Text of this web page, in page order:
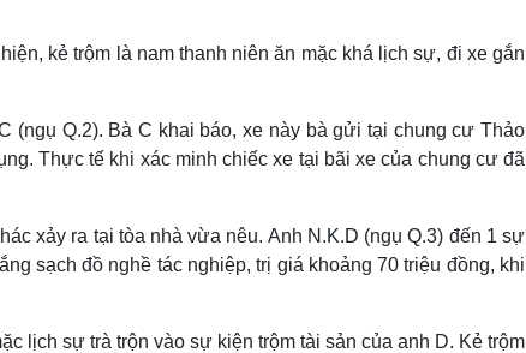
kẻ trộm là nam thanh niên ăn mặc khá lịch sự, đi xe gắn
(ngụ Q.2). Bà C khai báo, xe này bà gửi tại chung cư Thảo
Thực tế khi xác minh chiếc xe tại bãi xe của chung cư đã
xảy ra tại tòa nhà vừa nêu. Anh N.K.D (ngụ Q.3) đến 1 sự
sạch đồ nghề tác nghiệp, trị giá khoảng 70 triệu đồng, khi
lịch sự trà trộn vào sự kiện trộm tài sản của anh D. Kẻ trộm